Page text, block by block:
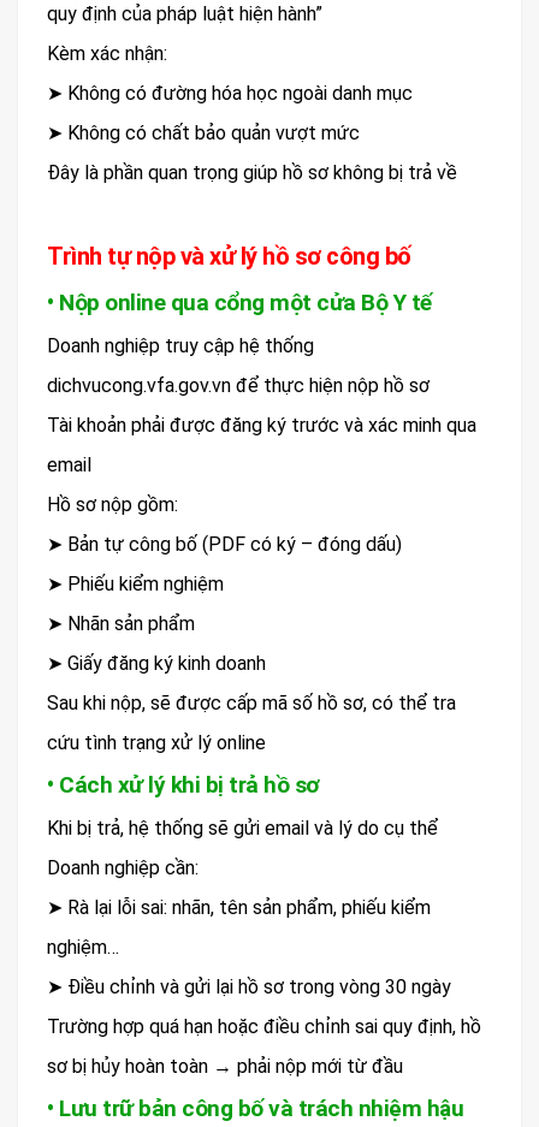
quy định của pháp luật hiện hành”
Kèm xác nhận:
➤ Không có đường hóa học ngoài danh mục
➤ Không có chất bảo quản vượt mức
Đây là phần quan trọng giúp hồ sơ không bị trả về
Trình tự nộp và xử lý hồ sơ công bố
• Nộp online qua cổng một cửa Bộ Y tế
Doanh nghiệp truy cập hệ thống
dichvucong.vfa.gov.vn để thực hiện nộp hồ sơ
Tài khoản phải được đăng ký trước và xác minh qua
email
Hồ sơ nộp gồm:
➤ Bản tự công bố (PDF có ký – đóng dấu)
➤ Phiếu kiểm nghiệm
➤ Nhãn sản phẩm
➤ Giấy đăng ký kinh doanh
Sau khi nộp, sẽ được cấp mã số hồ sơ, có thể tra
cứu tình trạng xử lý online
• Cách xử lý khi bị trả hồ sơ
Khi bị trả, hệ thống sẽ gửi email và lý do cụ thể
Doanh nghiệp cần:
➤ Rà lại lỗi sai: nhãn, tên sản phẩm, phiếu kiểm
nghiệm…
➤ Điều chỉnh và gửi lại hồ sơ trong vòng 30 ngày
Trường hợp quá hạn hoặc điều chỉnh sai quy định, hồ
sơ bị hủy hoàn toàn → phải nộp mới từ đầu
• Lưu trữ bản công bố và trách nhiệm hậu